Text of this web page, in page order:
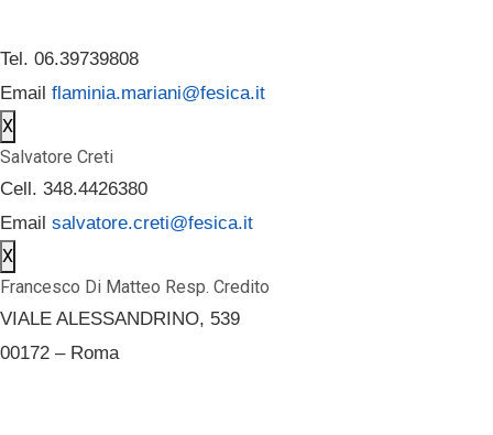
Tel. 06.39739808
Email flaminia.mariani@fesica.it
X
Salvatore Creti
Cell. 348.4426380
Email salvatore.creti@fesica.it
X
Francesco Di Matteo Resp. Credito
VIALE ALESSANDRINO, 539
00172 – Roma